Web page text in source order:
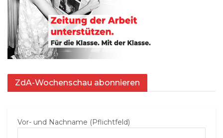
ZdA-Wochenschau abonnieren
Vor- und Nachname (Pflichtfeld)